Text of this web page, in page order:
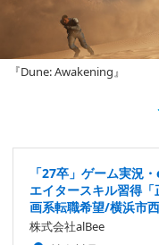
『Dune: Awakening』
「27卒」ゲーム実況
エイタースキル習得
画系転職希望/横浜市
株式会社alBee